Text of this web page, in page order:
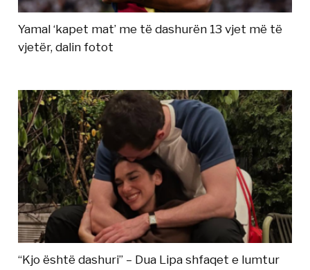
Yamal ‘kapet mat’ me të dashurën 13 vjet më të
vjetër, dalin fotot
“Kjo është dashuri” – Dua Lipa shfaqet e lumtur